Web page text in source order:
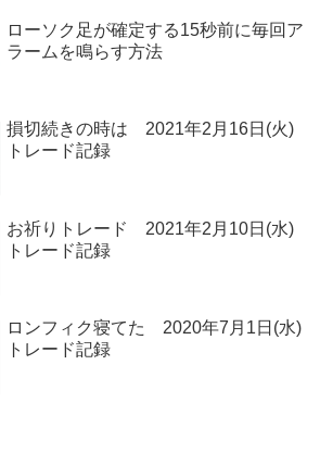
ローソク足が確定する15秒前に毎回ア
ラームを鳴らす方法
損切続きの時は 2021年2月16日(火)
トレード記録
お祈りトレード 2021年2月10日(水)
トレード記録
ロンフィク寝てた 2020年7月1日(水)
トレード記録